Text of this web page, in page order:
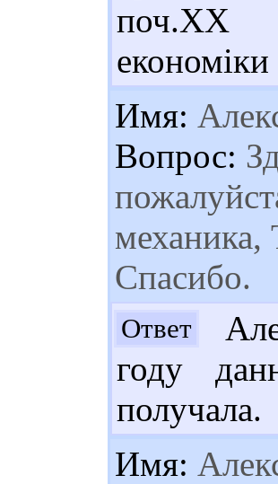
поч.ХХ
Имя:
Вопрос:
Спасибо.
Ответ
году
получала.
Имя: